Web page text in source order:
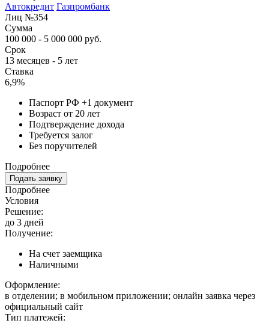
Автокредит Газпромбанк
Лиц №354
Сумма
100 000 - 5 000 000 руб.
Срок
13 месяцев - 5 лет
Ставка
6,9%
Паспорт РФ +1 документ
Возраст от 20 лет
Подтверждение дохода
Требуется залог
Без поручителей
Подробнее
Подать заявку
Подробнее
Условия
Решение:
до 3 дней
Получение:
На счет заемщика
Наличными
Оформление:
в отделении; в мобильном приложении; онлайн заявка через
официальный сайт
Тип платежей: